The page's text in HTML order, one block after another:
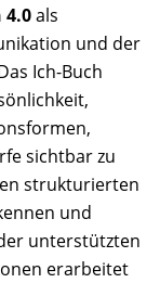
4.0als
und der
Ich-Buch
sichtbar zu
strukturierten
und
unterstützten
erarbeitet